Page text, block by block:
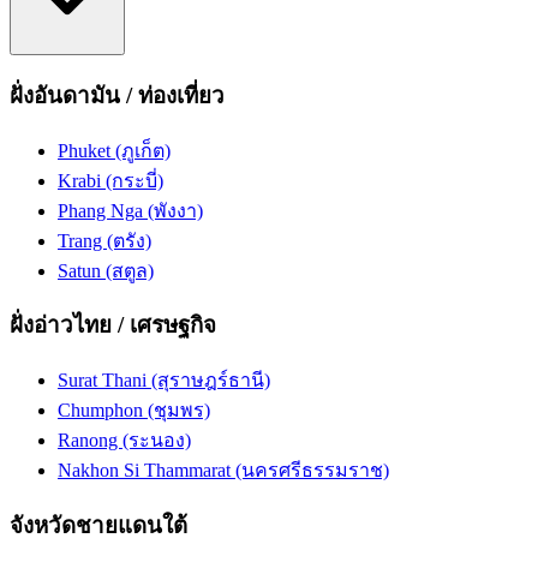
ฝั่งอันดามัน / ท่องเที่ยว
Phuket (ภูเก็ต)
Krabi (กระบี่)
Phang Nga (พังงา)
Trang (ตรัง)
Satun (สตูล)
ฝั่งอ่าวไทย / เศรษฐกิจ
Surat Thani (สุราษฎร์ธานี)
Chumphon (ชุมพร)
Ranong (ระนอง)
Nakhon Si Thammarat (นครศรีธรรมราช)
จังหวัดชายแดนใต้